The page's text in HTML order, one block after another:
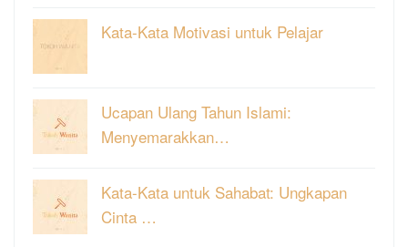
Kata-Kata Motivasi untuk Pelajar
Ucapan Ulang Tahun Islami:
Menyemarakkan…
Kata-Kata untuk Sahabat: Ungkapan
Cinta …